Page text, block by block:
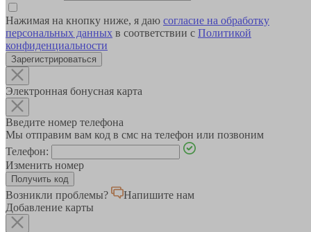
Нажимая на кнопку ниже, я даю согласие на обработку
персональных данных в соответствии с Политикой
конфиденциальности
Зарегистрироваться
Электронная бонусная карта
Введите номер телефона
Мы отправим вам код в смс на телефон или позвоним
Телефон:
Изменить номер
Возникли проблемы?
Напишите нам
Добавление карты